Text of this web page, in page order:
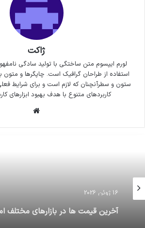
ژاکت
لورم ایپسوم متن ساختگی با تولید سادگی
استفاده از طراحان گرافیک است. چاپگرها و متون
ستون و سطرآنچنان که لازم است و برای شرایط
کاربردهای متنوع با هدف بهبود ابزارهای
16 ژوئن 2026
۱۰ مردادماه ۹۷